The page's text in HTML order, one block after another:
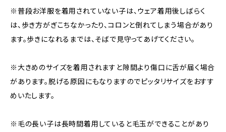
※普段お洋服を着用されていない子は、ウェア着用後しばらく
は、歩き方がぎこちなかったり、コロンと倒れてしまう場合があり
ます。歩きになれるまでは、そばで見守ってあげてください。
※大きめのサイズを着用されますと隙間より傷口に舌が届く場合
があります。脱げる原因にもなりますのでピッタリサイズをおすす
めいたします。
※毛の長い子は長時間着用していると毛玉ができることがあり